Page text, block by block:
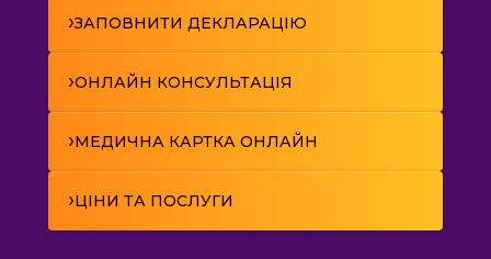
›ЗАПОВНИТИ ДЕКЛАРАЦІЮ
›ОНЛАЙН КОНСУЛЬТАЦІЯ
›МЕДИЧНА КАРТКА ОНЛАЙН
›ЦІНИ ТА ПОСЛУГИ